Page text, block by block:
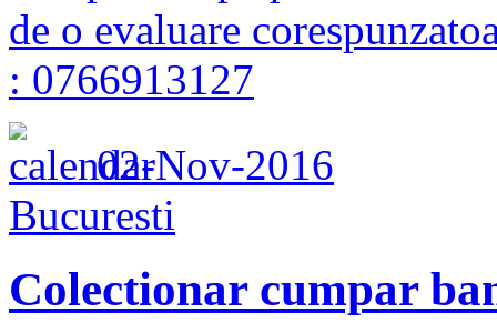
de o evaluare
: 0766913127
02-Nov-2016
Bucuresti
Colectionar cumpar